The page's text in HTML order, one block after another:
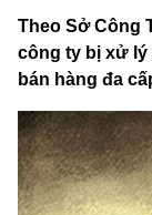
Theo Sở Công
công ty bị xử lý
bán hàng đa